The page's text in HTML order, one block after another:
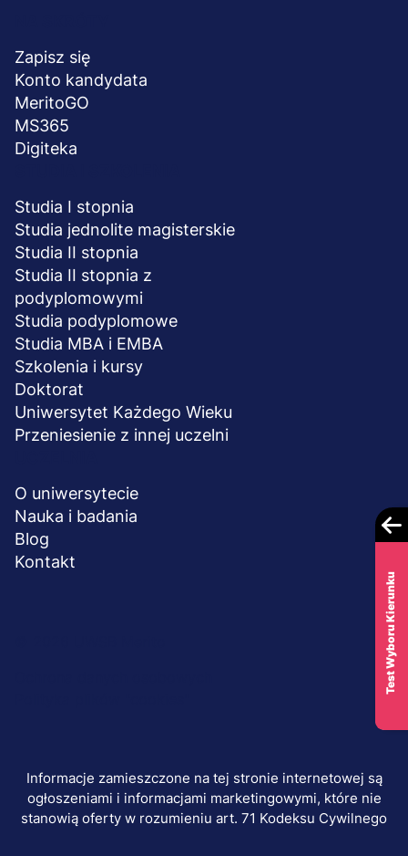
stopka
Zapisz się
Konto kandydata
MeritoGO
MS365
Digiteka
Studia I stopnia
Studia jednolite magisterskie
Studia II stopnia
Studia II stopnia z
podyplomowymi
Studia podyplomowe
Studia MBA i EMBA
Szkolenia i kursy
Doktorat
Uniwersytet Każdego Wieku
Przeniesienie z innej uczelni
O uniwersytecie
Nauka i badania
Blog
Kontakt
Informacje zamieszczone na tej stronie internetowej są
ogłoszeniami i informacjami marketingowymi, które nie
stanowią oferty w rozumieniu art. 71 Kodeksu Cywilnego
Test Wyboru Kierunku